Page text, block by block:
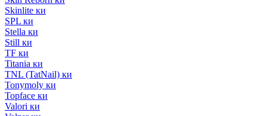
Skinlite ки
SPL ки
Stella ки
Still ки
TF ки
Titania ки
TNL (TatNail) ки
Tonymoly ки
Topface ки
Valori ки